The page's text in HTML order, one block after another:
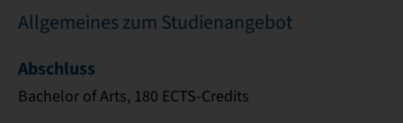
Allgemeines zum Studienangebot
Abschluss
Bachelor of Arts, 180 ECTS-Credits